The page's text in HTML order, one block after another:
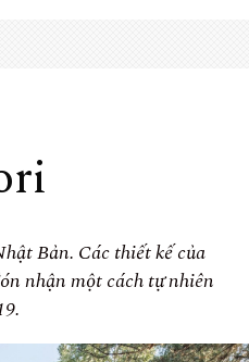
Bản. Các thiết kế của
nhận một cách tự nhiên